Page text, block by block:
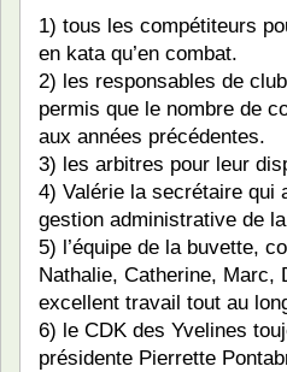
1) tous les compétiteurs
en kata qu’en combat.
2) les responsables de
permis que le nombre de
aux années précédentes.
3) les arbitres pour leur
4) Valérie la secrétaire qui
gestion administrative de
5) l’équipe de la buvette,
Nathalie, Catherine, Marc,
excellent travail tout au
6) le CDK des Yvelines
présidente Pierrette